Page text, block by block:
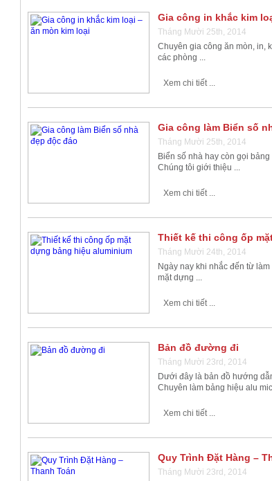
Gia công in khắc kim
Tháng Mười 25th, 2014
Chuyên gia công ăn mòn, in,
các phòng ...
Xem chi tiết ...
Gia công làm Biển số
Tháng Mười 25th, 2014
Biển số nhà hay còn gọi
Chúng tôi giới thiệu ...
Xem chi tiết ...
Thiết kế thi công ốp
Tháng Mười 24th, 2014
Ngày nay khi nhắc đến từ
mặt dựng ...
Xem chi tiết ...
Bản đồ đường đi
Tháng Mười 23rd, 2014
Dưới đây là bản đồ hướng
Chuyên làm bảng hiệu alu
Xem chi tiết ...
Quy Trình Đặt Hàng –
Tháng Mười 23rd, 2014